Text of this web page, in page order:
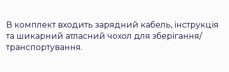
В комплект входить зарядний кабель, інструкція
та шикарний атласний чохол для зберігання/
транспортування.